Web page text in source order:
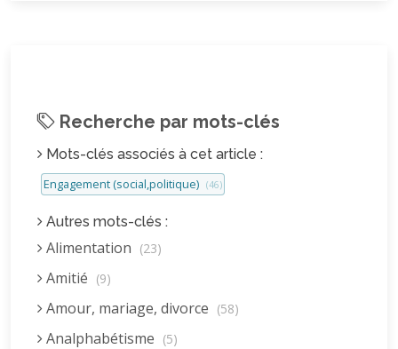
Recherche par mots-clés
Mots-clés associés à cet article :
Engagement (social,politique) (46)
Autres mots-clés :
Alimentation (23)
Amitié (9)
Amour, mariage, divorce (58)
Analphabétisme (5)